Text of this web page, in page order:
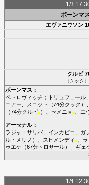
1/3
ボーンマス
エヴァニウソン
クルピ
（クック ）
ボーンマス ：
ペトロヴィッチ ； トリュフェール、
ニアー
スコット （74分クック ）、
（74分クルピ■）、 セメニョ ■、 エ
アーセナル：
ラジャ ； サリバ、 インカピエ ガ
ル・メリノ ）、 スビメンディ ■、 ラ
ゥエケ （67分トロサール）、 ギェ
1/4